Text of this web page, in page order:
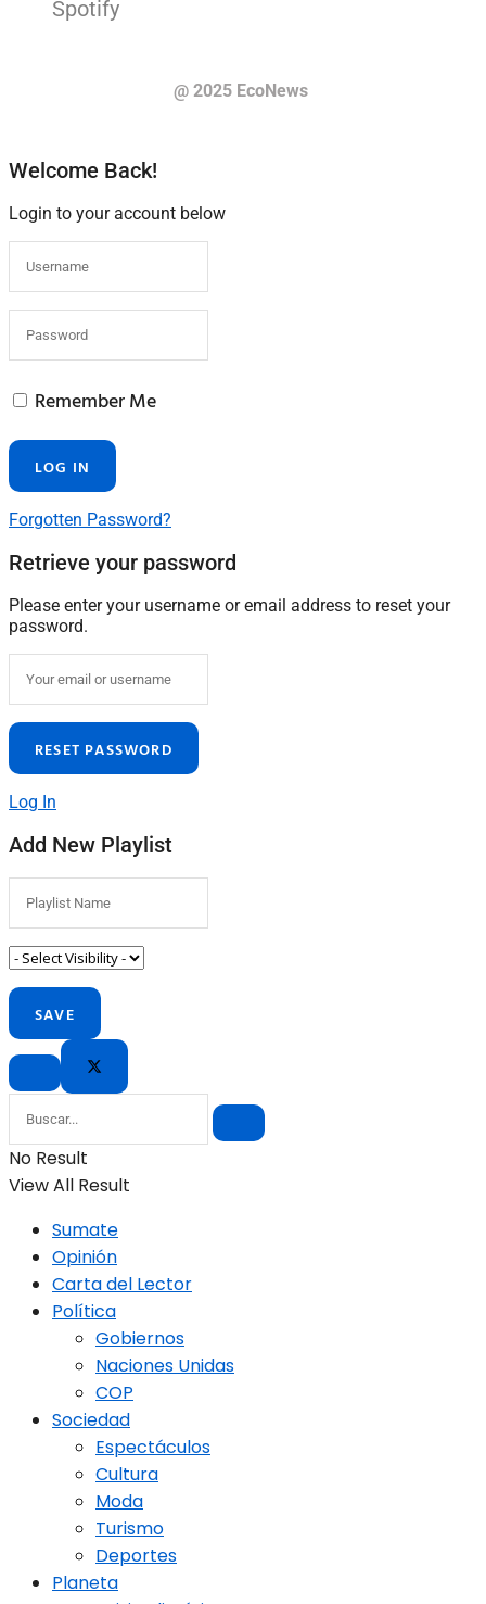
@ 2025 EcoNews
Welcome Back!
Login to your account below
Remember Me
Forgotten Password?
Retrieve your password
Please enter your username or email address to reset your
password.
Log In
Add New Playlist
No Result
View All Result
Sumate
Opinión
Carta del Lector
Política
Gobiernos
Naciones Unidas
COP
Sociedad
Espectáculos
Cultura
Moda
Turismo
Deportes
Planeta